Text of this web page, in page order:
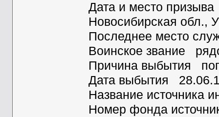
Дата и место
Новосибирская обл.,
Последнее место
Воинское звание
Причина выбытия
Дата выбытия
Название
Номер фонда